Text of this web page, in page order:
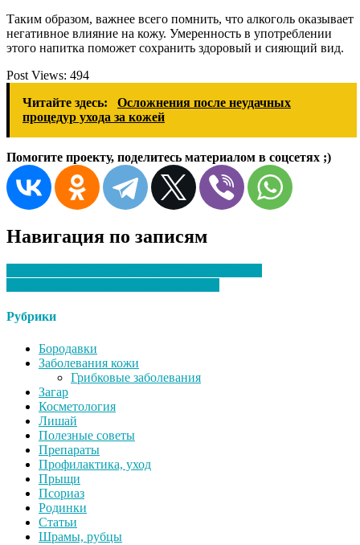
Таким образом, важнее всего помнить, что алкоголь оказывает
негативное влияние на кожу. Умеренность в употреблении
этого напитка поможет сохранить здоровый и сияющий вид.
Post Views: 494
Читайте здесь:
Осложнения после неудачных
процедур ухода за кожей
Помогите проекту, поделитесь материалом в соцсетях ;)
Навигация по записям
Рубрики
Бородавки
Заболевания кожи
Грибковые заболевания
Загар
Косметология
Лишай
Полезные советы
Препараты
Профилактика, уход
Прыщи
Псориаз
Родинки
Статьи
Шрамы, рубцы